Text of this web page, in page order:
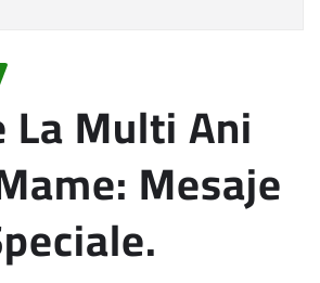
La Multi Ani
Mesaje